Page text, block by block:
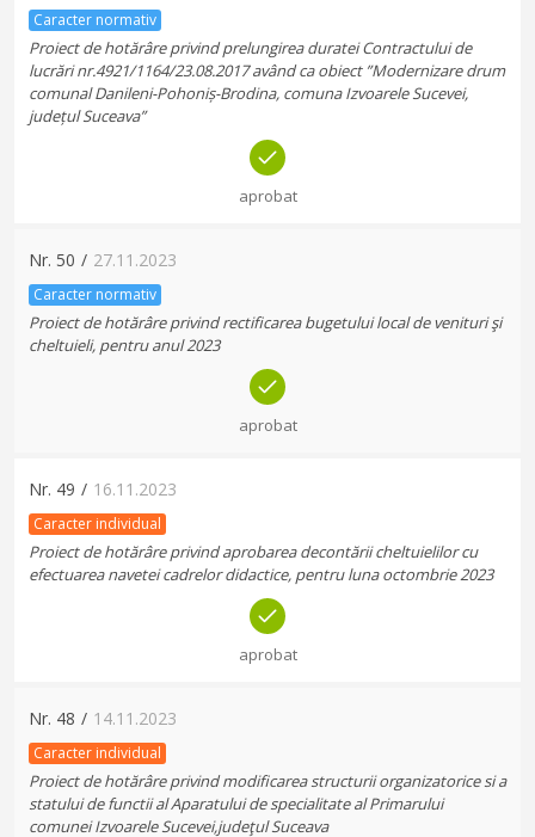
Caracter normativ
Proiect de hotărâre privind prelungirea duratei Contractului de
lucrări nr.4921/1164/23.08.2017 având ca obiect ”Modernizare drum
comunal Danileni-Pohoniș-Brodina, comuna Izvoarele Sucevei,
județul Suceava”
aprobat
Nr. 50 / 27.11.2023
Caracter normativ
Proiect de hotărâre privind rectificarea bugetului local de venituri şi
cheltuieli, pentru anul 2023
aprobat
Nr. 49 / 16.11.2023
Caracter individual
Proiect de hotărâre privind aprobarea decontării cheltuielilor cu
efectuarea navetei cadrelor didactice, pentru luna octombrie 2023
aprobat
Nr. 48 / 14.11.2023
Caracter individual
Proiect de hotărâre privind modificarea structurii organizatorice si a
statului de functii al Aparatului de specialitate al Primarului
comunei Izvoarele Sucevei,judeţul Suceava